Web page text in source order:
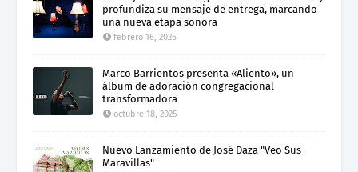
profundiza su mensaje de entrega, marcando
una nueva etapa sonora
febrero 16, 2026
Marco Barrientos presenta «Aliento», un
álbum de adoración congregacional
transformadora
octubre 18, 2025
Nuevo Lanzamiento de José Daza "Veo Sus
Maravillas"